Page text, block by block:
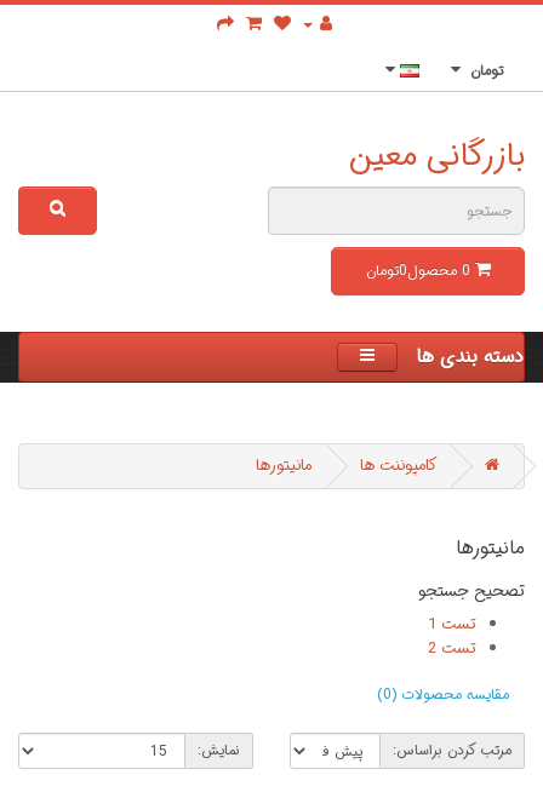
تومان
بازرگانی معین
0 محصول0تومان
دسته بندی ها
کامپوننت ها مانیتورها
مانیتورها
تصحیح جستجو
تست 1
تست 2
مقایسه محصولات (0)
مرتب کردن براساس: نمایش: